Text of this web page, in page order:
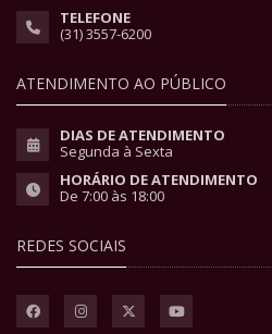
TELEFONE
(31) 3557-6200
ATENDIMENTO AO PÚBLICO
DIAS DE ATENDIMENTO
Segunda à Sexta
HORÁRIO DE ATENDIMENTO
De 7:00 às 18:00
REDES SOCIAIS